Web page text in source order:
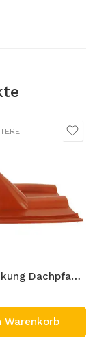
Dachabdeckung Dachpfanne Rot Kunststoff Dach Ziegel Sat Antenne Frankfurter Dach Montage
Warenkorb